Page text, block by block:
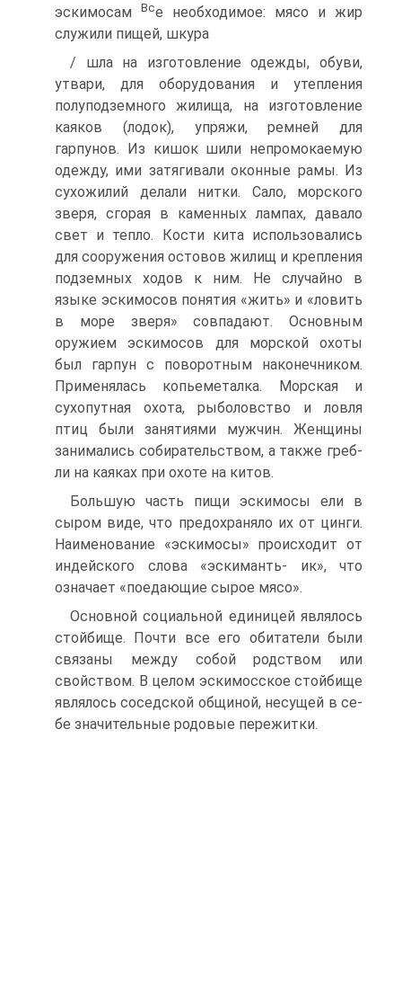
эскимосам
Все необходимое: мясо и жир
служили пищей, шкура
/ шла на изготовление одежды, обуви,
утвари, для обо­рудования и утепления
полуподземного жилища, на изготовление
каяков (лодок), упряжи, ремней для
гарпунов. Из кишок шили непромокаемую
одежду, ими затягивали оконные рамы. Из
сухожилий делали нитки. Сало, морского
зверя, сгорая в каменных лам­пах, давало
свет и тепло. Кости кита использовались
для сооружения остовов жилищ и крепления
подзем­ных ходов к ним. Не случайно в
языке эскимосов понятия «жить» и «ловить
в море зверя» совпадают. Основным
оружием эскимосов для морской охоты
был гарпун с поворотным наконечником.
Применя­лась копьеметалка. Морская и
сухопутная охота, ры­боловство и ловля
птиц были занятиями мужчин. Женщины
занимались собирательством, а также греб­
ли на каяках при охоте на китов.
Большую часть пищи эскимосы ели в
сыром виде, что предохраняло их от цинги.
Наименование «эски­мосы» происходит от
индейского слова «эскиманть- ик», что
означает «поедающие сырое мясо».
Основной социальной единицей являлось
стойби­ще. Почти все его обитатели были
связаны между собой родством или
свойством. В целом эскимосское стойбище
являлось соседской общиной, несущей в се­
бе значительные родовые пережитки.